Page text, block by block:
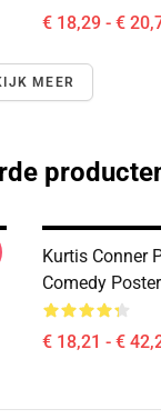
€ 18,29 - €
MEER
Kurtis Conner
Comedy
€ 18,21 - €